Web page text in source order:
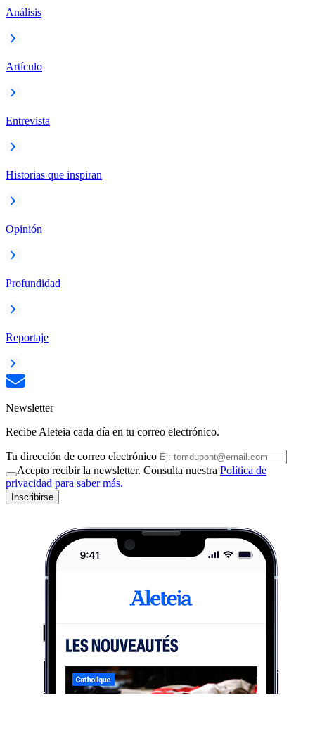
Análisis
Artículo
Entrevista
Historias que inspiran
Opinión
Profundidad
Reportaje
Newsletter
Recibe Aleteia cada día en tu correo electrónico.
Tu dirección de correo electrónico
Acepto recibir la newsletter. Consulta nuestra Política de
privacidad para saber más.
Inscribirse